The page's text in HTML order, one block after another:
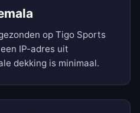
op Tigo Sports
IP-adres uit
dekking is minimaal.